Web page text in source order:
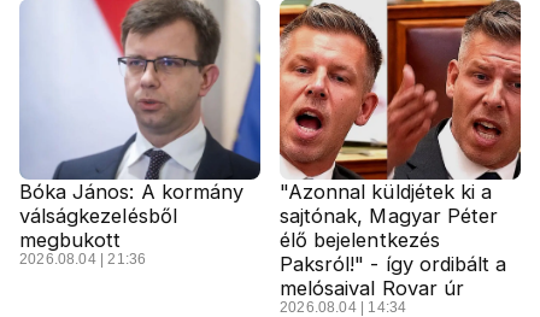
Bóka János: A kormány
válságkezelésből
megbukott
2026.08.04 | 21:36
"Azonnal küldjétek ki a
sajtónak, Magyar Péter
élő bejelentkezés
Paksról!" - így ordibált a
melósaival Rovar úr
2026.08.04 | 14:34